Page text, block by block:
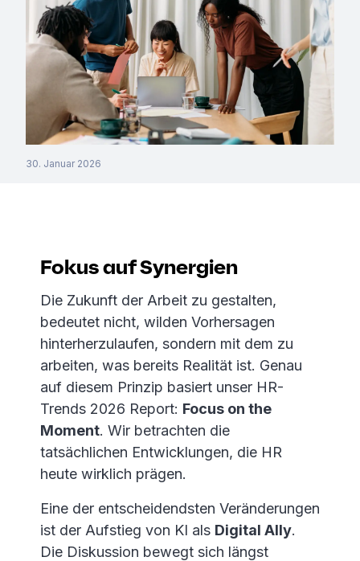
30. Januar 2026
Fokus auf Synergien
Die Zukunft der Arbeit zu gestalten,
bedeutet nicht, wilden Vorhersagen
hinterherzulaufen, sondern mit dem zu
arbeiten, was bereits Realität ist. Genau
auf diesem Prinzip basiert unser HR-
Trends 2026 Report: Focus on the
Moment. Wir betrachten die
tatsächlichen Entwicklungen, die HR
heute wirklich prägen.
Eine der entscheidendsten Veränderungen
ist der Aufstieg von KI als Digital Ally.
Die Diskussion bewegt sich längst